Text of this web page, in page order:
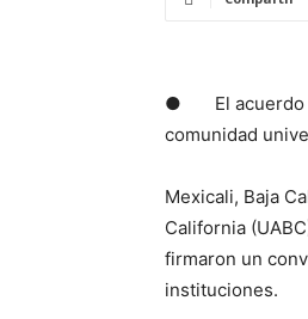
● El acuerdo
comunidad
Mexicali, Baja
California
firmaron un
instituciones.